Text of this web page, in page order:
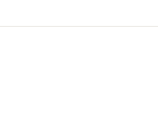
Biome estofado para perros